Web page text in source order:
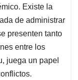
Existe la
de administrar
presenten tanto
entre los
juega un papel